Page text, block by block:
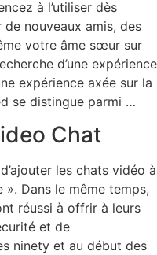
à l’utiliser dès
nouveaux amis, des
votre âme sœur sur
d’une expérience
expérience axée sur la
se distingue parmi …
Chat
les chats vidéo à
Dans le même temps,
réussi à offrir à leurs
et de
ninety et au début des